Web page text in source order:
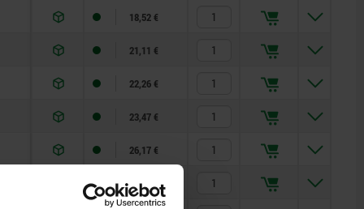
18,52 €
21,11 €
22,26 €
23,47 €
26,17 €
29,26 €